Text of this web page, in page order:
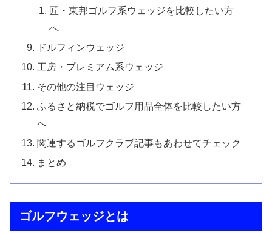
匠・東邦ゴルフ系ウェッジを比較したい方
へ
ドルフィンウェッジ
工房・プレミアム系ウェッジ
その他の注目ウェッジ
ふるさと納税でゴルフ用品全体を比較したい方
へ
関連するゴルフクラブ記事もあわせてチェック
まとめ
ゴルフウェッジとは